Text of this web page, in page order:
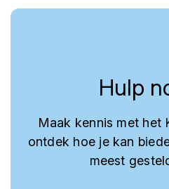
Hulp
Maak kennis met het
ontdek hoe je kan
meest